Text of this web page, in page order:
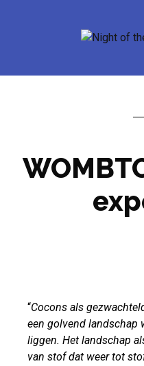
“Cocons als
een golvend landschap
liggen. Het landschap
van stof dat weer tot